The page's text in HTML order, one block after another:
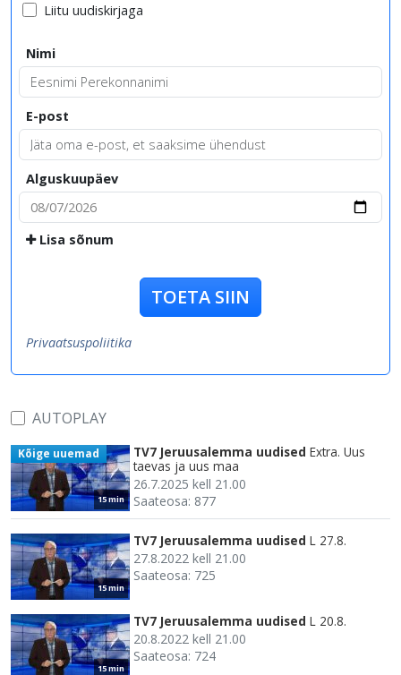
Liitu uudiskirjaga
Nimi
E-post
Alguskuupäev
Lisa sõnum
TOETA SIIN
Privaatsuspoliitika
AUTOPLAY
15 min
Kõige uuemad TV7 Jeruusalemma uudised Extra. Uus
taevas ja uus maa
26.7.2025 kell 21.00
Saateosa: 877
15 min
TV7 Jeruusalemma uudised L 27.8.
27.8.2022 kell 21.00
Saateosa: 725
15 min
TV7 Jeruusalemma uudised L 20.8.
20.8.2022 kell 21.00
Saateosa: 724